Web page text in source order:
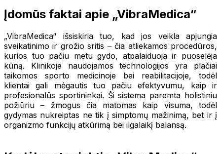
Įdomūs faktai apie „VibraMedica“
„VibraMedica“ išsiskiria tuo, kad jos veikla apjungia
sveikatinimo ir grožio sritis – čia atliekamos procedūros,
kurios tuo pačiu metu gydo, atpalaiduoja ir puoselėja
kūną. Klinikoje naudojamos technologijos yra plačiai
taikomos sporto medicinoje bei reabilitacijoje, todėl
klientai gali mėgautis tuo pačiu efektyvumu, kaip ir
profesionalūs sportininkai. Ši sistema paremta holistiniu
požiūriu – žmogus čia matomas kaip visuma, todėl
gydymas nukreiptas ne tik į simptomų mažinimą, bet ir į
organizmo funkcijų atkūrimą bei ilgalaikį balansą.